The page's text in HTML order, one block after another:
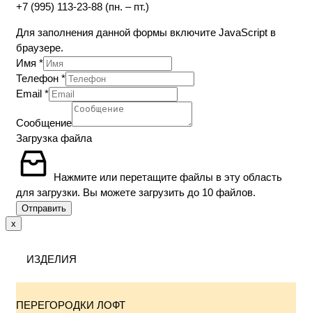
+7 (995) 113-23-88 (пн. – пт.)
Для заполнения данной формы включите JavaScript в
браузере.
Имя *
Телефон *
Email *
Сообщение
Загрузка файла
Нажмите или перетащите файлы в эту область
для загрузки. Вы можете загрузить до 10 файлов.
Отправить
x
ИЗДЕЛИЯ
ПЕРЕГОРОДКИ ЛОФТ